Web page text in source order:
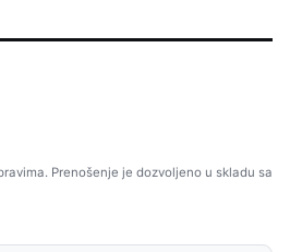
Prenošenje je dozvoljeno u skladu sa